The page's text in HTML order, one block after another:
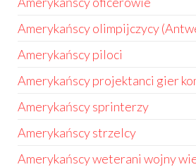
Amerykańscy olimpijczycy
Amerykańscy piloci
Amerykańscy projektanci gier
Amerykańscy sprinterzy
Amerykańscy strzelcy
Amerykańscy weterani wojny